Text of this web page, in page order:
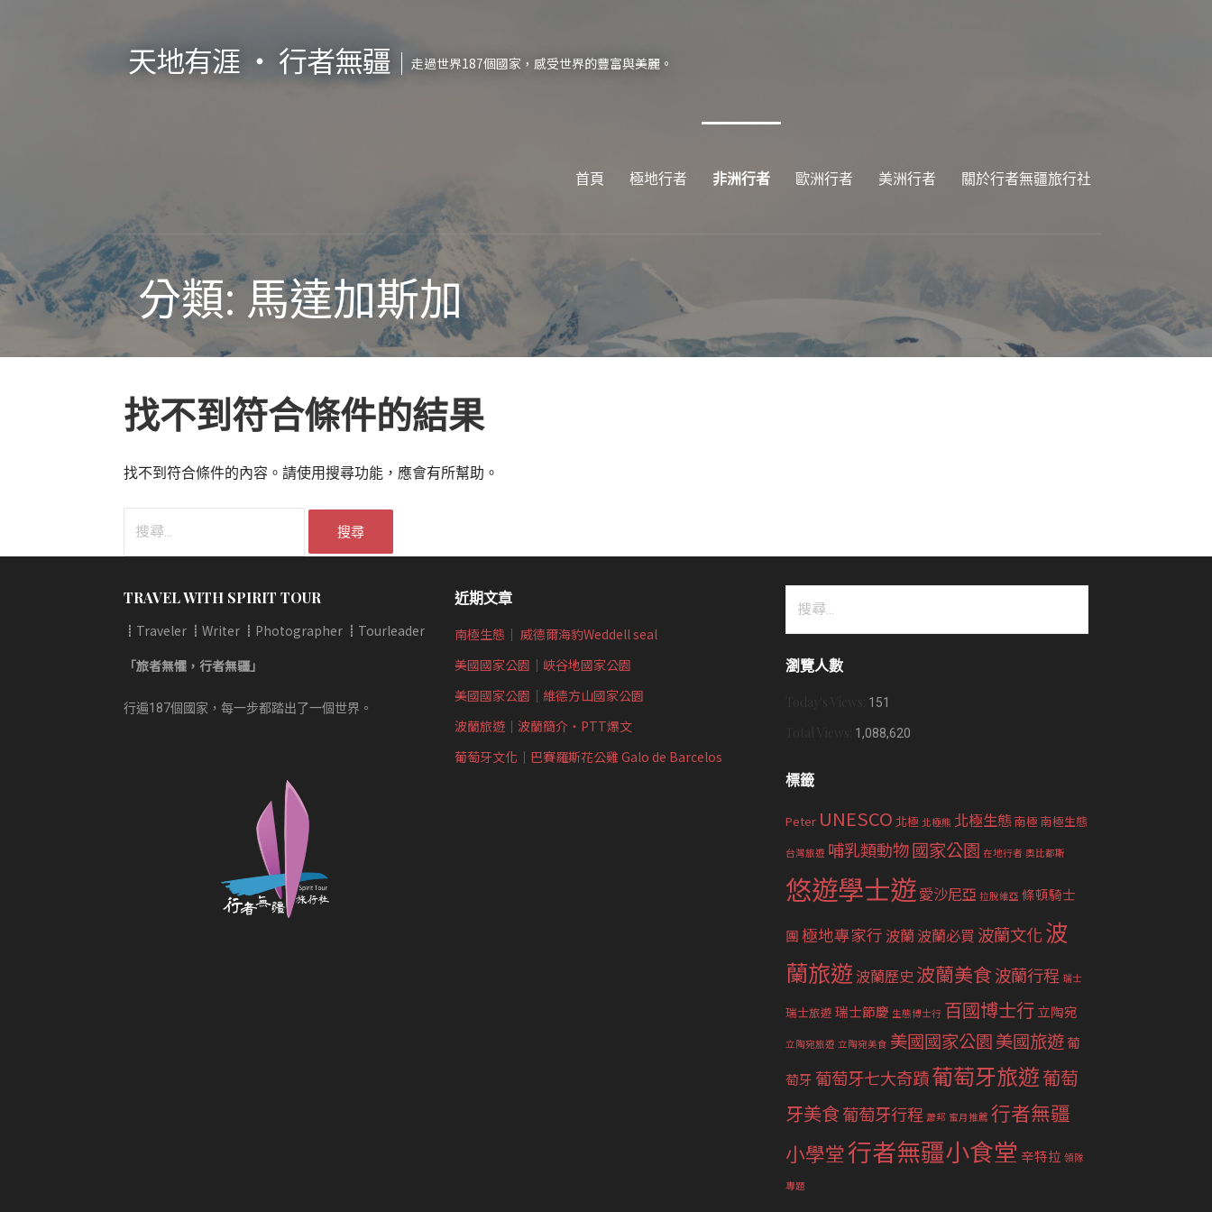
天地有涯 ‧ 行者無疆 走過世界187個國家，感受世界的豐富與美麗。
首頁 極地行者 非洲行者 歐洲行者 美洲行者 關於行者無疆旅行社
分類: 馬達加斯加
找不到符合條件的結果
找不到符合條件的內容。請使用搜尋功能，應會有所幫助。
尋
鍵
字:
TRAVEL WITH SPIRIT TOUR
┋Traveler ┋Writer ┋Photographer ┋Tourleader
「旅者無懼，行者無疆」
行遍187個國家，每一步都踏出了一個世界。
近期文章
南極生態｜ 威德爾海豹Weddell seal
美國國家公園｜峽谷地國家公園
美國國家公園｜維德方山國家公園
波蘭旅遊｜波蘭簡介‧PTT爆文
葡萄牙文化｜巴賽羅斯花公雞 Galo de Barcelos
鍵
瀏覽人數
151
1,088,620
標籤
Peter UNESCO 北極 北極熊 北極生態南極南極生態
台灣旅遊 哺乳類動物國家公園 在地行者 奧比都斯
悠遊學士遊愛沙尼亞 拉脫維亞 條頓騎士
團極地專家行 波蘭波蘭必買 波蘭文化波
蘭旅遊 波蘭歷史 波蘭美食波蘭行程 瑞士
瑞士旅遊 瑞士節慶 生態博士行 百國博士行 立陶宛
立陶宛旅遊 立陶宛美食 美國國家公園美國旅遊葡
萄牙 葡萄牙七大奇蹟葡萄牙旅遊葡萄
牙美食葡萄牙行程 蕭邦 蜜月推薦 行者無疆
小學堂行者無疆小食堂 辛特拉 領隊
專題